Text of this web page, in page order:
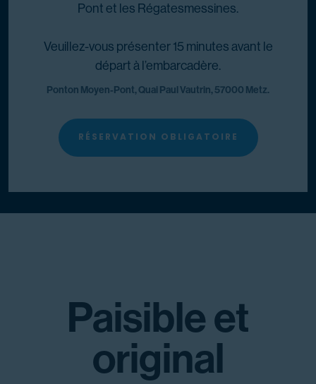
Pont et les Régatesmessines.
Veuillez-vous présenter 15 minutes avant le
départ à l’embarcadère.
Ponton Moyen-Pont, Quai Paul Vautrin, 57000 Metz.
RÉSERVATION OBLIGATOIRE
Paisible et
original